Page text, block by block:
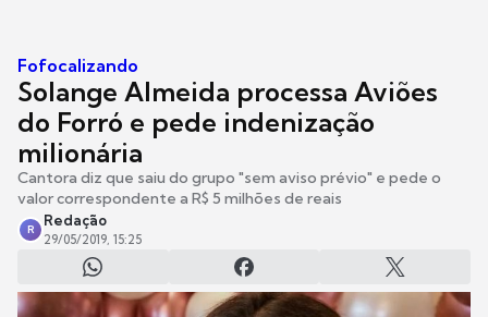
Fofocalizando
Solange Almeida processa Aviões
do Forró e pede indenização
milionária
Cantora diz que saiu do grupo "sem aviso prévio" e pede o
valor correspondente a R$ 5 milhões de reais
R
Redação
29/05/2019, 15:25